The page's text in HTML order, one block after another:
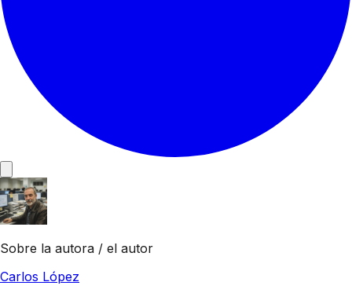
Sobre la autora / el autor
Carlos López